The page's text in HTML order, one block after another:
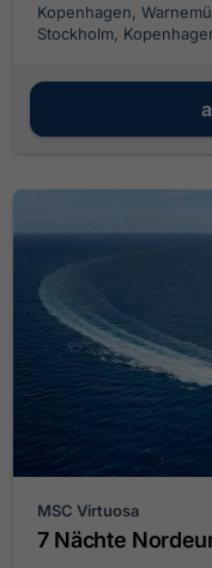
Kopenhagen,
Stockholm,
MSC Virtuosa
7 Nächte